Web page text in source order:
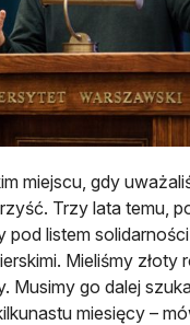
miejscu, gdy
Trzy lata temu,
pod listem
Mieliśmy złoty
Musimy go dalej
miesięcy –